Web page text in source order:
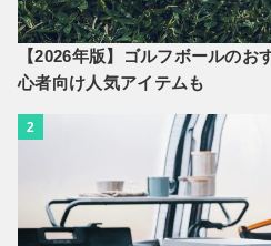
【2026年版】ゴルフボールのお
心者向け人気アイテムも
2